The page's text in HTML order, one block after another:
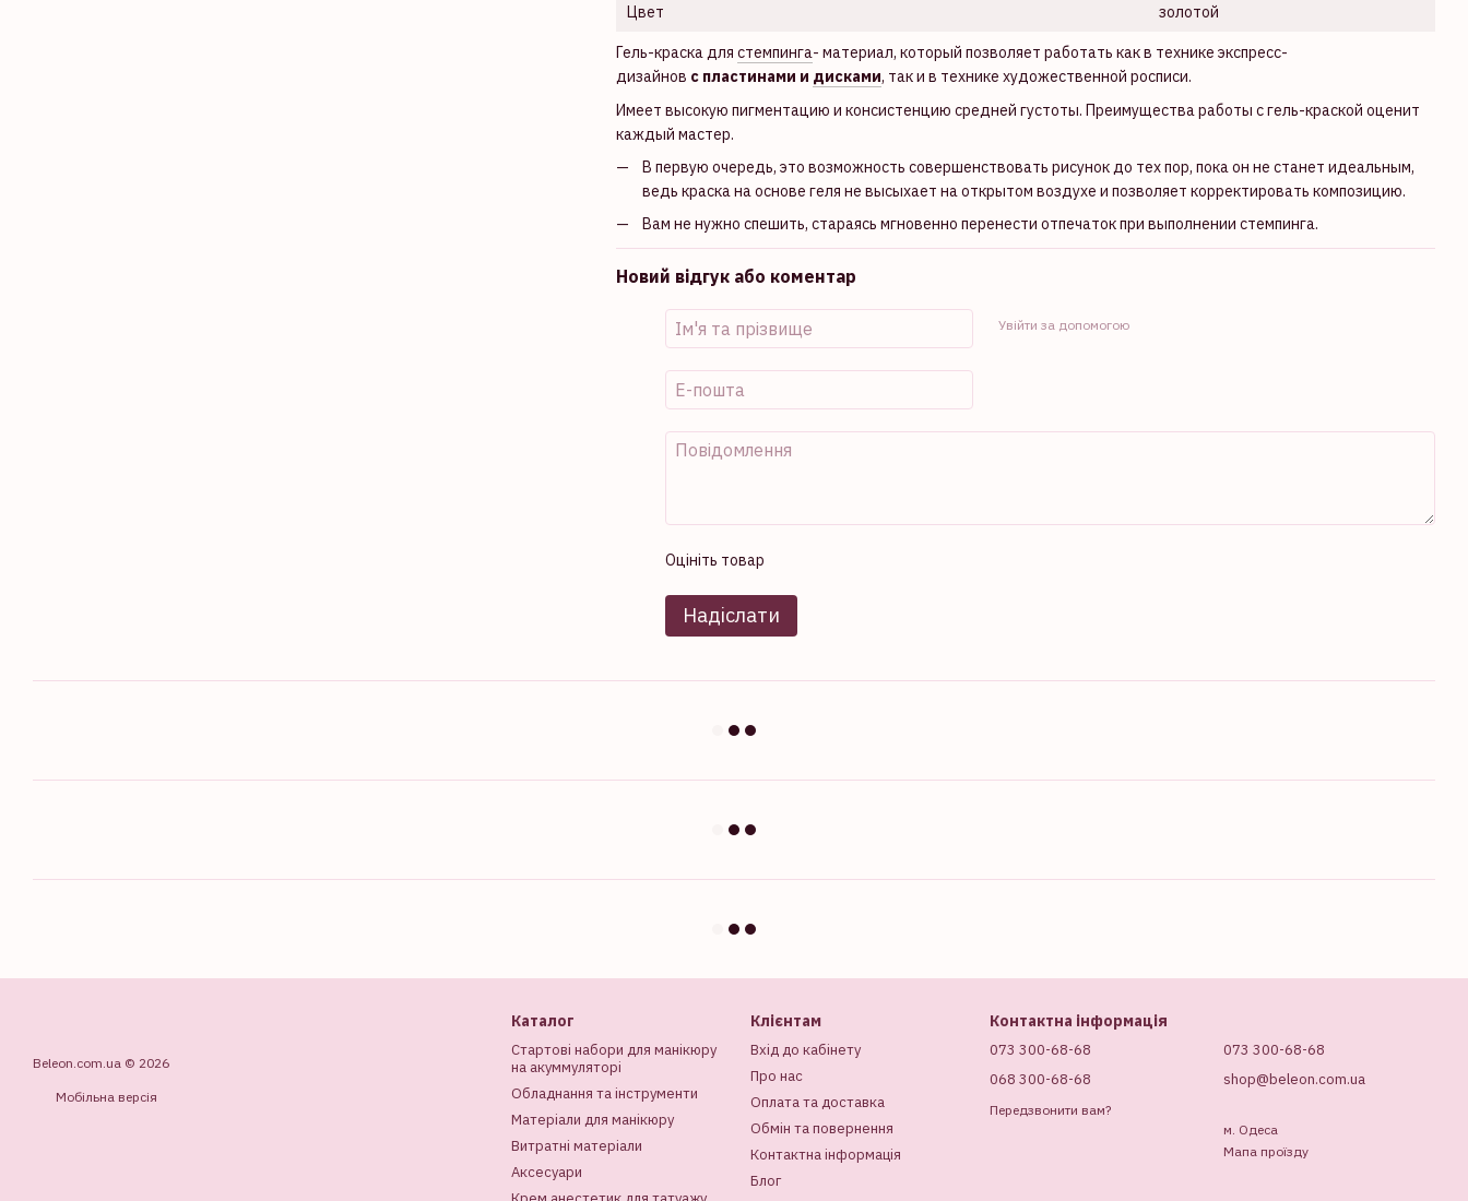
Цвет
золотой
Гель-краска для стемпинга- материал, который позволяет работать как в технике экспресс-
дизайнов с пластинами и дисками, так и в технике художественной росписи.
Имеет высокую пигментацию и консистенцию средней густоты. Преимущества работы с гель-краской оценит
каждый мастер.
В первую очередь, это возможность совершенствовать рисунок до тех пор, пока он не станет идеальным,
ведь краска на основе геля не высыхает на открытом воздухе и позволяет корректировать композицию.
Вам не нужно спешить, стараясь мгновенно перенести отпечаток при выполнении стемпинга.
Новий відгук або коментар
Увійти за допомогою
Оцініть товар
Надіслати
Beleon.com.ua © 2026
Мобільна версія
Каталог
Стартові набори для манікюру
на акуммуляторі
Обладнання та інструменти
Матеріали для манікюру
Витратні матеріали
Аксесуари
Клієнтам
Вхід до кабінету
Про нас
Оплата та доставка
Обмін та повернення
Контактна інформація
Блог
Контактна інформація
073 300-68-68
068 300-68-68
Передзвонити вам?
073 300-68-68
shop@beleon.com.ua
м. Одеса
Мапа проїзду